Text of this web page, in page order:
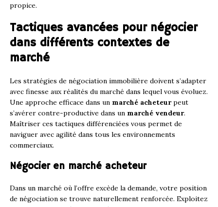
propice.
Tactiques avancées pour négocier
dans différents contextes de
marché
Les stratégies de négociation immobilière doivent s’adapter
avec finesse aux réalités du marché dans lequel vous évoluez.
Une approche efficace dans un marché acheteurpeut
s’avérer contre-productive dans un marché vendeur.
Maîtriser ces tactiques différenciées vous permet de
naviguer avec agilité dans tous les environnements
commerciaux.
Négocier en marché acheteur
Dans un marché où l’offre excède la demande, votre position
de négociation se trouve naturellement renforcée. Exploitez